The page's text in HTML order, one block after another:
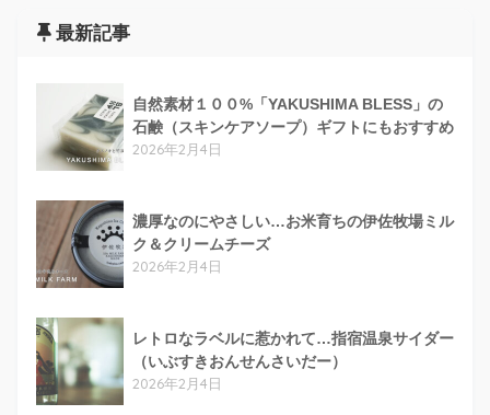
最新記事
自然素材１００%「YAKUSHIMA BLESS」の
石鹸（スキンケアソープ）ギフトにもおすすめ
2026年2月4日
濃厚なのにやさしい…お米育ちの伊佐牧場ミル
ク＆クリームチーズ
2026年2月4日
レトロなラベルに惹かれて…指宿温泉サイダー
（いぶすきおんせんさいだー）
2026年2月4日